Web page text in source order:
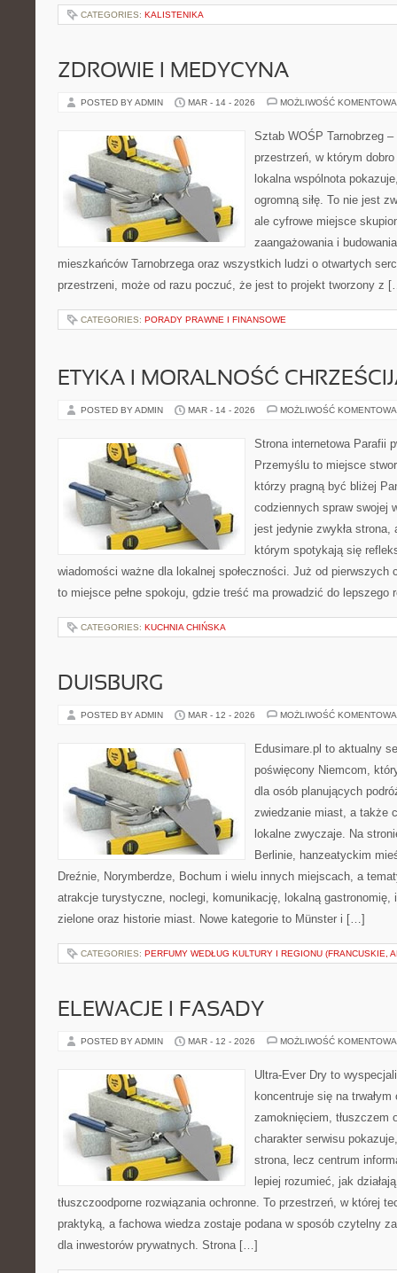
CATEGORIES: KALISTENIKA
ZDROWIE I MEDYCYNA
POSTED BY ADMIN MAR - 14 - 2026 MOŻLIWOŚĆ
Sztab WOŚP Tarnobrzeg
przestrzeń, w którym
lokalna wspólnota
ogromną siłę. To nie jest
ale cyfrowe miejsce
zaangażowania i
mieszkańców Tarnobrzega oraz wszystkich ludzi o otwartych
przestrzeni, może od razu poczuć, że jest to projekt tworzony z
CATEGORIES: PORADY PRAWNE I FINANSOWE
ETYKA I MORALNOŚĆ
POSTED BY ADMIN MAR - 14 - 2026 MOŻLIWOŚĆ
Strona internetowa Parafii
Przemyślu to miejsce
którzy pragną być bliżej
codziennych spraw swojej
jest jedynie zwykła strona,
którym spotykają się
wiadomości ważne dla lokalnej społeczności. Już od pierwszych
to miejsce pełne spokoju, gdzie treść ma prowadzić do
CATEGORIES: KUCHNIA CHIŃSKA
DUISBURG
POSTED BY ADMIN MAR - 12 - 2026 MOŻLIWOŚĆ
Edusimare.pl to aktualny
poświęcony Niemcom,
dla osób planujących
zwiedzanie miast, a także
lokalne zwyczaje. Na
Berlinie, hanzeatyckim
Dreźnie, Norymberdze, Bochum i wielu innych miejscach, a
atrakcje turystyczne, noclegi, komunikację, lokalną gastronomię,
zielone oraz historie miast. Nowe kategorie to Münster i […]
CATEGORIES: PERFUMY WEDŁUG KULTURY I REGIONU (FRANCUSKIE,
ELEWACJE I FASADY
POSTED BY ADMIN MAR - 12 - 2026 MOŻLIWOŚĆ
Ultra-Ever Dry to
koncentruje się na trwałym
zamoknięciem, tłuszczem
charakter serwisu
strona, lecz centrum
lepiej rozumieć, jak
tłuszczoodporne rozwiązania ochronne. To przestrzeń, w której
praktyką, a fachowa wiedza zostaje podana w sposób czytelny
dla inwestorów prywatnych. Strona […]